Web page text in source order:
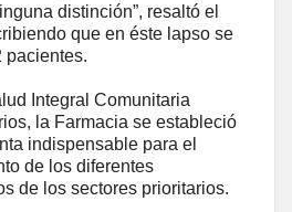
distinción”, resaltó el
que en éste lapso se
pacientes.
Integral Comunitaria
la Farmacia se estableció
indispensable para el
de los diferentes
de los sectores prioritarios.